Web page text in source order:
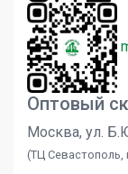
Оптовый
Москва, ул.
(ТЦ Севастополь,